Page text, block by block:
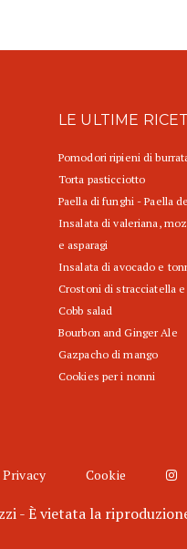
LE ULTIME
Pomodori ripieni di
Torta pasticciotto
Paella di funghi - Paella
Insalata di valeriana,
e asparagi
Insalata di avocado e
Crostoni di stracciatella
Cobb salad
Bourbon and Ginger Ale
Gazpacho di mango
Cookies per i nonni
Privacy Cookie
- È vietata la